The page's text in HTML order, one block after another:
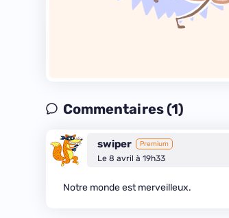
Commentaires (1)
swiper Premium
Le 8 avril à 19h33
Notre monde est merveilleux.